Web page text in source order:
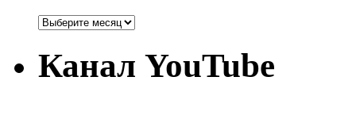
Канал YouTube